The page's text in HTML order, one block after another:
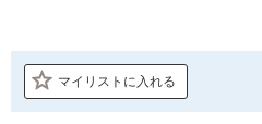
マイリストに入れる